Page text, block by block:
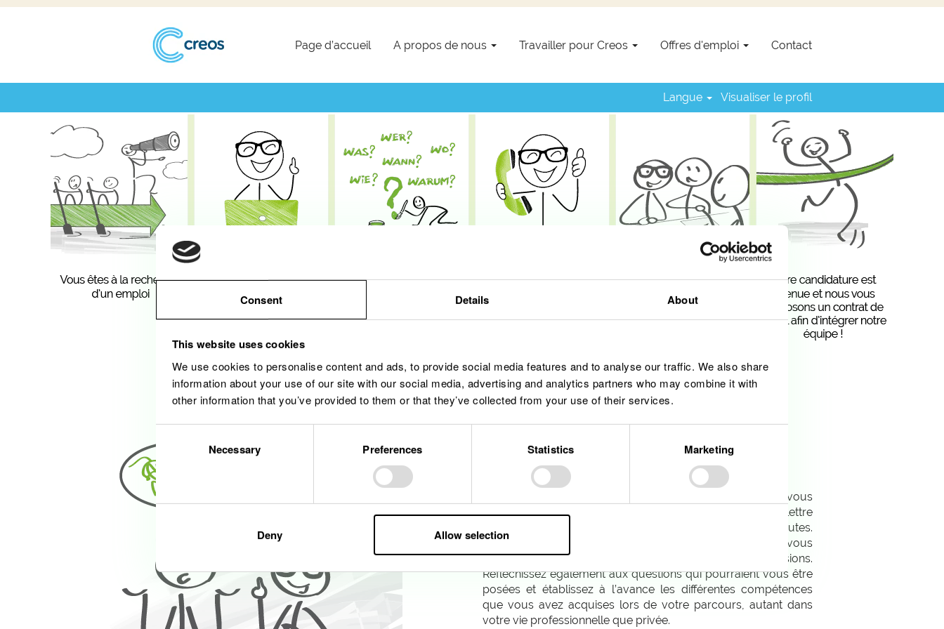
Consent Details About
This website uses cookies
We use cookies to personalise content and ads, to provide social media features and to analyse our traffic. We also share
information about your use of our site with our social media, advertising and analytics partners who may combine it with
other information that you’ve provided to them or that they’ve collected from your use of their services.
Selection
Necessary Preferences Statistics Marketing
Deny Allow selection
Page d’accueil A propos de nous Travailler pour Creos Offres d'emploi Contact
Langue Visualiser le profil
Notre processus de recrutement
Nos conseils
Voici quelques conseils qui vous permettront de mieux vous
préparer. Avant de postuler, relisez bien votre CV et votre lettre
de motivation afin de vous assurer de ne pas laisser de fautes.
Si vous êtes sélectionné pour un entretien, renseignez-vous
bien sur l’entreprise, nos différentes activités et missions.
Réfléchissez également aux questions qui pourraient vous être
posées et établissez à l’avance les différentes compétences
que vous avez acquises lors de votre parcours, autant dans
votre vie professionnelle que privée.